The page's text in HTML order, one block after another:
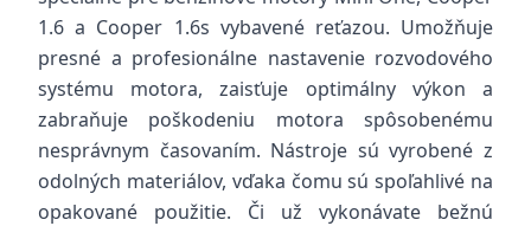
1.6 a Cooper 1.6s vybavené reťazou. Umožňuje
presné a profesionálne nastavenie rozvodového
systému motora, zaisťuje optimálny výkon a
zabraňuje poškodeniu motora spôsobenému
nesprávnym časovaním. Nástroje sú vyrobené z
odolných materiálov, vďaka čomu sú spoľahlivé na
opakované použitie. Či už vykonávate bežnú